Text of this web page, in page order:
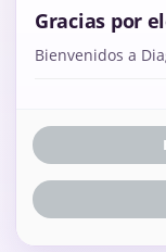
Gracias por
Bienvenidos a